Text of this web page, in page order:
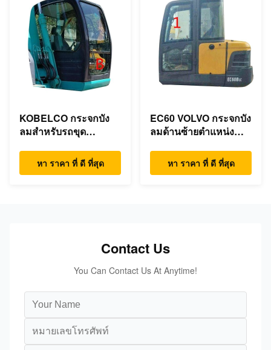
KOBELCO กระจกบัง
ลมสำหรับรถขุด
หา ราคา ที่ ดี ที่สุด
EC60 VOLVO กระจกบัง
ลมด้านซ้ายตำแหน่ง
Resistant
หา ราคา ที่ ดี ที่สุด
Contact Us
You Can Contact Us At Anytime!